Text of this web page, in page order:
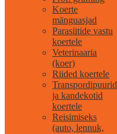
Koerte
mänguasjad
Parasiitide vastu
koertele
Veterinaaria
(koer)
Riided koertele
Transpordipuurid
ja kandekotid
koertele
Reisimiseks
(auto, lennuk,